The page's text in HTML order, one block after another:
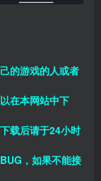
的游戏的人或者
在本网站中下
载后请于24小时
，如果不能接